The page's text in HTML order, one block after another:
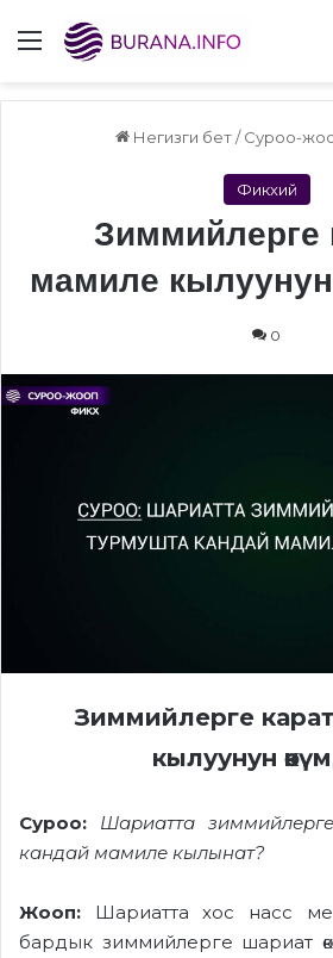
Menu
Негизги бет / Суроо-
Фикхий
Зиммийлерге
мамиле
0
Зиммийлерге
кылуунун
Суроо:
Шариатта
кандай мамиле кылынат?
Жооп: Шариатта хос насс
бардык зиммийлерге шариат